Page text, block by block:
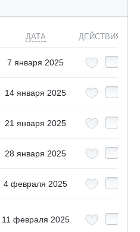
ДАТА ДЕЙСТВИЯ
7 января 2025
14 января 2025
21 января 2025
28 января 2025
4 февраля 2025
11 февраля 2025